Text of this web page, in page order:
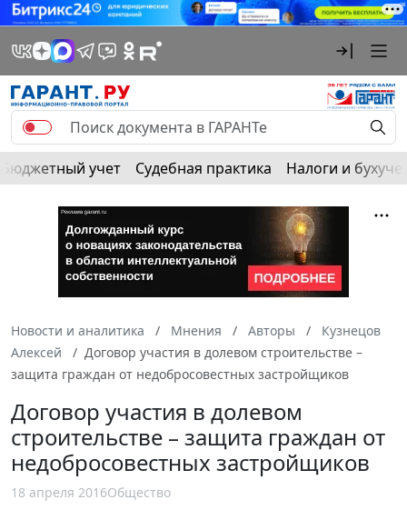
Бюджетный учет Судебная практика Налоги и
Новости и аналитика Мнения Авторы
Кузнецов
Алексей
Договор участия в долевом строительстве –
защита граждан от недобросовестных застройщиков
Договор участия в долевом
строительстве – защита граждан от
недобросовестных застройщиков
18 апреля 2016Общество